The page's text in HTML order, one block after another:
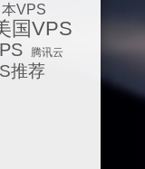
本VPS
国VPS
腾讯云
推荐